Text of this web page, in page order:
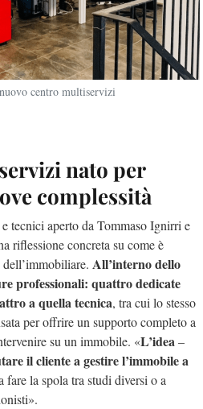
centro multiservizi
nato per
complessità
tecnici aperto da Tommaso Ignirri e
riflessione concreta su come è
All’interno dello
professionali: quattro dedicate
a quella tecnica, tra cui lo stesso
per offrire un supporto completo a
su un immobile. «L’idea–
il cliente a gestire l’immobile a
fare la spola tra studi diversi o a